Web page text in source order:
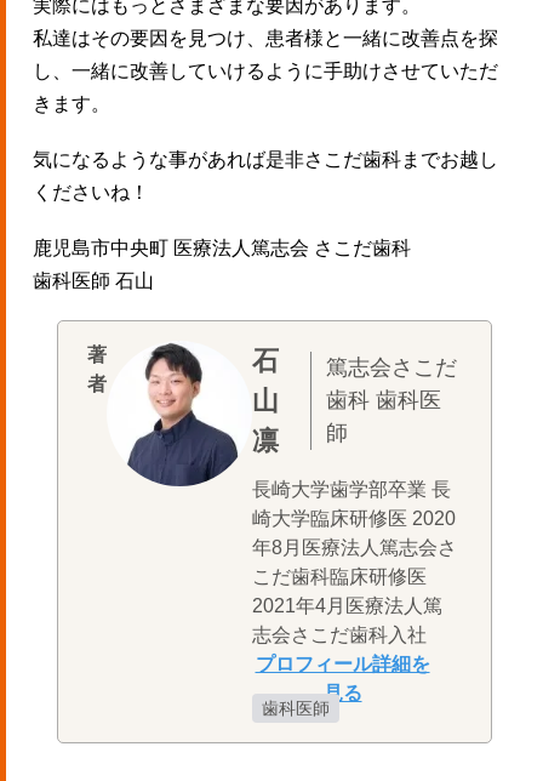
実際にはもっとさまざまな要因があります。
私達はその要因を見つけ、患者様と一緒に改善点を探
し、一緒に改善していけるように手助けさせていただ
きます。
気になるような事があれば是非さこだ歯科までお越し
くださいね！
鹿児島市中央町 医療法人篤志会 さこだ歯科
歯科医師 石山
石
山
凛
篤志会さこだ
歯科 歯科医
師
長崎大学歯学部卒業 長
崎大学臨床研修医 2020
年8月医療法人篤志会さ
こだ歯科臨床研修医
2021年4月医療法人篤
志会さこだ歯科入社
歯科医師